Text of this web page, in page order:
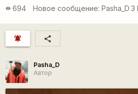
visibility 694 Новое сообщение: Pasha_D 3
notifications_active share
Pasha_D
Автор